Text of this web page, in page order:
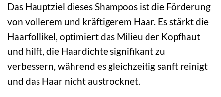
Das Hauptziel dieses Shampoos ist die Förderung
von vollerem und kräftigerem Haar. Es stärkt die
Haarfollikel, optimiert das Milieu der Kopfhaut
und hilft, die Haardichte signifikant zu
verbessern, während es gleichzeitig sanft reinigt
und das Haar nicht austrocknet.